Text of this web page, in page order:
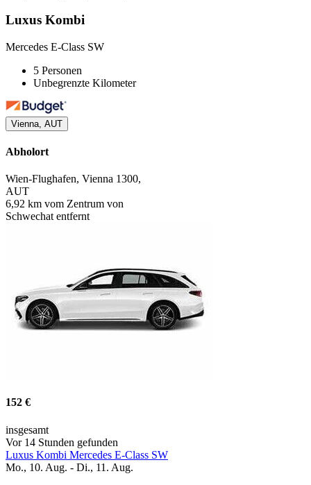
Luxus Kombi
Mercedes E-Class SW
5 Personen
Unbegrenzte Kilometer
Vienna, AUT
Abholort
Wien-Flughafen, Vienna 1300,
AUT
6,92 km vom Zentrum von
Schwechat entfernt
152 €
insgesamt
Vor 14 Stunden gefunden
Luxus Kombi Mercedes E-Class SW
Mo., 10. Aug. - Di., 11. Aug.